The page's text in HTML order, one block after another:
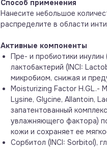
Способ применения
Нанесите небольшое
распределите в области
Активные компоненты
Пре- и пробиотики инулин
лактобактерий (INCI:
микробиом, снижая и
Moisturizing Factor H.GL.-
Lysine, Glycine, Allantoin,
запатентованный
увлажняющего фактора)
кожи и сохраняет ее
Сорбитол (INCI: Sorbitol),